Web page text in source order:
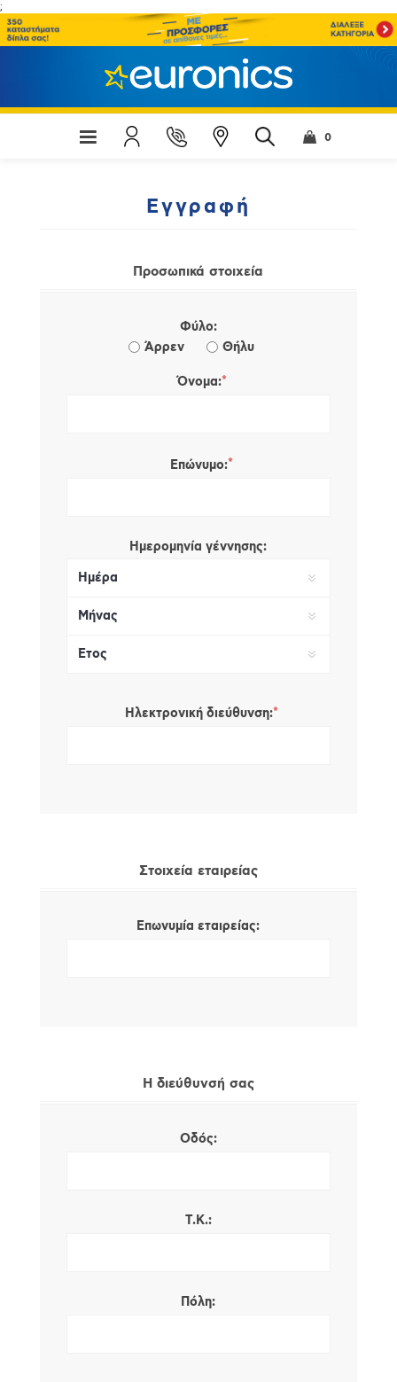
;
0
Εγγραφή
Προσωπικά στοιχεία
Φύλο:
Άρρεν
Θήλυ
Όνομα:*
Επώνυμο:*
Ημερομηνία γέννησης:
Ηλεκτρονική διεύθυνση:*
Στοιχεία εταιρείας
Επωνυμία εταιρείας:
Η διεύθυνσή σας
Οδός:
Τ.Κ.:
Πόλη: